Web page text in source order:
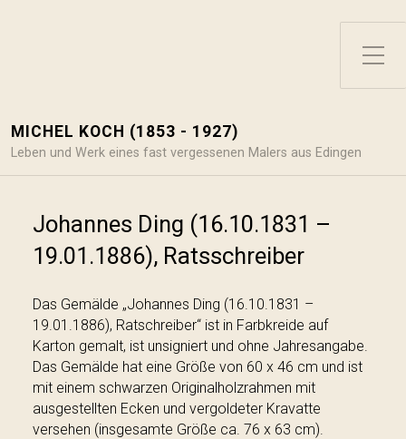
Toggle Side Menu
MICHEL KOCH (1853 - 1927)
Leben und Werk eines fast vergessenen Malers aus Edingen
Johannes Ding (16.10.1831 –
19.01.1886), Ratsschreiber
Das Gemälde „Johannes Ding (16.10.1831 –
19.01.1886), Ratschreiber“ ist in Farbkreide auf
Karton gemalt, ist unsigniert und ohne Jahresangabe.
Das Gemälde hat eine Größe von 60 x 46 cm und ist
mit einem schwarzen Originalholzrahmen mit
ausgestellten Ecken und vergoldeter Kravatte
versehen (insgesamte Größe ca. 76 x 63 cm).